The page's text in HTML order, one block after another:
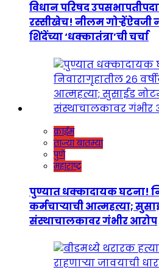
विधान परिषद
रस्सीखेच! नीलम गोऱ्हेंऐवजी
शिंदेंच्या ‘धक्कातंत्रा’ची चर्चा
क्राईम
ताज्या बातम्या
पुणे
महाराष्ट्र
पुण्यात धक्कादायक घटना!
कर्मचाऱ्याची आत्महत्या;
संस्थाचालकावर गंभीर आरोप